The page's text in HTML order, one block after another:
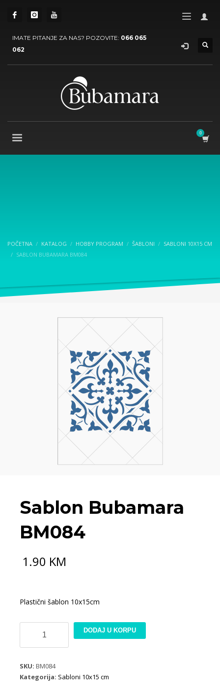
IMATE PITANJE ZA NAS? POZOVITE: 066 065
062
POČETNA KATALOG HOBBY PROGRAM ŠABLONI
SABLONI 10X15 CM
SABLON BUBAMARA BM084
Sablon Bubamara
BM084
1.90 KM
Plastični šablon 10x15cm
Bubamara
BM084
DODAJ U KORPU
SKU: BM084
Kategorija: Sabloni 10x15 cm